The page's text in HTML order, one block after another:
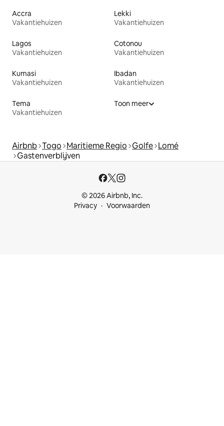
Accra
Vakantiehuizen
Lekki
Vakantiehuizen
Lagos
Vakantiehuizen
Cotonou
Vakantiehuizen
Kumasi
Vakantiehuizen
Ibadan
Vakantiehuizen
Tema
Vakantiehuizen
Toon meer
Airbnb Togo Maritieme Regio Golfe Lomé
Gastenverblijven
© 2026 Airbnb, Inc.
Privacy
Voorwaarden